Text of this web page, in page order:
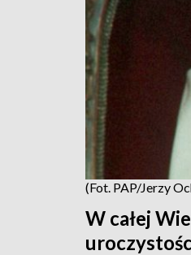
(Fot. PAP/Jerzy
W całej